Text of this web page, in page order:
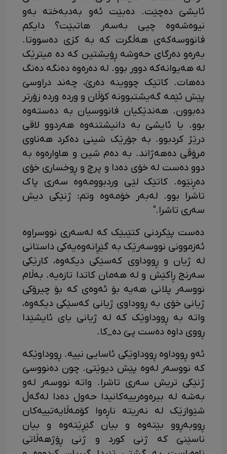
ئایشێ دەچێت. دەبێت ئەو بەدبەختە بەو
نیوەشەوە چیی بەسەر هاتبێت؟ دایکم
فانووسەکەی هەڵگرت کە بە کزی دەسووتا.
بەرەو دەرگای حەوشە ڕۆیشتین کە دە میترێک
لە هەیوانەکە دوور بوو. لە دەرەوە دەنگە دەنگ
دەهات. کاتێک چووینە دەرێ، چەند دراوسێ
پێش ئێمە گەیشتبوونە کۆڵان و وردە وردە زۆرتر
دەبوون. هەندێکیان فانووسیان بە دەستەوە
بوو. یا ئایشێ بە دانیشتنەوە هەردوو لاقی
درێژ کردبوو. بە جۆرێک شینی دەکرد هەناوی
مرۆڤی دەهەژاند. بە دەم شین و هاوارەوە بە
دوو دەست لە خۆی دەدا و پرچ و ڕوخساری خۆی
دەڕنێوە. کاتێک لێی وردبوومەوە سەری پاک
تاشرا بوو. لەبەر خۆمەوە وتم: ژنێکی دیش
سەری تاشرا."
دەست پێکردنی کتێبێک کە لەسەری نووسراوە
ئەزموونی نووسەرێک بە گێڕانەوەیەکی داستانی
لە ژیان و ڕووداوی کەسێکی دیکەوە، کارێکی
سەرنج ڕاکێش و لە هەمان کاتدا تازەیە. بەڵام
نووسەر پلانی هەیە بۆ ئەوەی کە بۆ چیرۆکی
ژیانی خۆی بە ڕووداوی ژیانی کەسێکی دیکەوە،
واتە بە ڕووداوێک کە لە ژیانی یای ئایشێدا
ڕووی داوە دەست پێ دە_کا.
ئەو ڕووداوە ڕووداوێکی ئاسایی نییە. ڕووداوێکە
کە نووسەر لەوە پێش دیوێتی. چون دەنووسێ
ژنێکی تریش سەری تاشرا. واتە نووسەر لەو
بەشە لە بیرەوەرییەکانیدا حەول دەدا لەگەڵ
شێوازێک لە نەریتە ناڕەوا کۆمەڵایەتییەکان
ڕووبەڕوو بێتەوە و بیان گێڕێتەوە و بیان
ناسێنێ کە ژنی کورد و ژنی ڕۆژهەڵاتی